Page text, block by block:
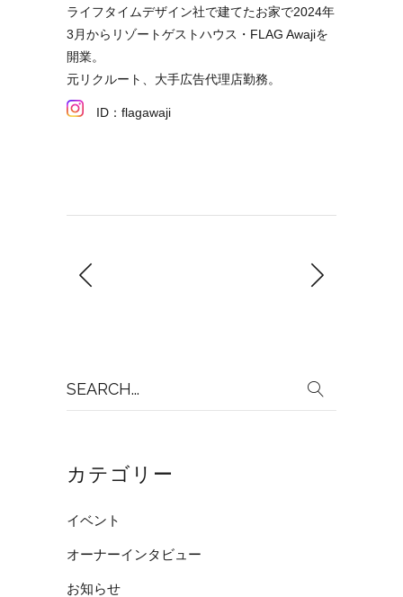
ライフタイムデザイン社で建てたお家で2024年
3月からリゾートゲストハウス・FLAG Awajiを
開業。
元リクルート、大手広告代理店勤務。
ID：flagawaji
カテゴリー
イベント
オーナーインタビュー
お知らせ